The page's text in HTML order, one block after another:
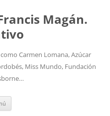
Magán.
Carmen Lomana, Azúcar
Miss Mundo, Fundación